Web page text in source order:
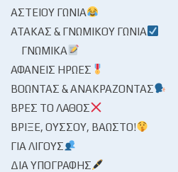
ΑΣΤΕΊΟΥ ΓΩΝΊΑ
ΑΤΆΚΑΣ & ΓΝΩΜΙΚΟΎ ΓΩΝΊΑ
ΓΝΩΜΙΚΆ
ΑΦΑΝΕΊΣ ΉΡΩΕΣ
ΒΟΏΝΤΑΣ & ΑΝΑΚΡΆΖΟΝΤΑΣ
ΒΡΕΣ ΤΟ ΛΆΘΟΣ
ΒΡΊΞΕ, ΟΎΣΣΟΥ, ΒΆΩΣΤΟ!
ΓΙΑ ΛΊΓΟΥΣ
ΔΙΑ ΥΠΟΓΡΑΦΉΣ